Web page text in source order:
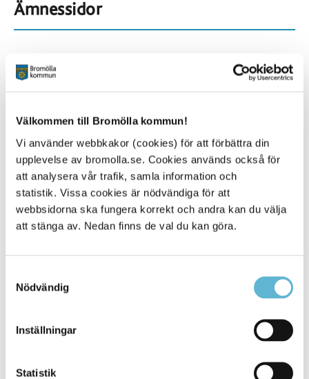
Välkommen till Bromölla kommun!
Vi använder webbkakor (cookies) för att förbättra din
upplevelse av bromolla.se. Cookies används också för
att analysera vår trafik, samla information och
statistik. Vissa cookies är nödvändiga för att
webbsidorna ska fungera korrekt och andra kan du välja
att stänga av. Nedan finns de val du kan göra.
Nödvändig
Inställningar
Statistik
Ämnessidor
901
Hela webbplatsen
901
Alla platser